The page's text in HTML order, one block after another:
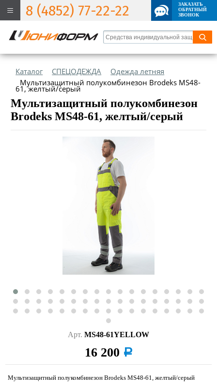
8 (4852) 77-22-22
ЗАКАЗАТЬ
ОБРАТНЫЙ
ЗВОНОК
Каталог СПЕЦОДЕЖДА
Одежда летняя
Мультизащитный полукомбинезон Brodeks MS48-
61, желтый/серый
Мультизащитный полукомбинезон
Brodeks MS48-61, желтый/серый
Арт. MS48-61YELLOW
16 200 a
Мультизащитный полукомбинезон Brodeks MS48-61, желтый/серый